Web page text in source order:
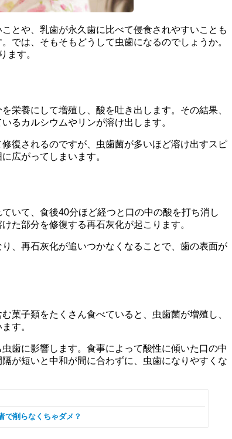
とや、乳歯が永久歯に比べて侵食されやすいことも
では、そもそもどうして虫歯になるのでしょうか。
ます。
栄養にして増殖し、酸を吐き出します。その結果、
るカルシウムやリンが溶け出します。
復されるのですが、虫歯菌が多いほど溶け出すスピ
広がってしまいます。
いて、食後40分ほど経つと口の中の酸を打ち消し
た部分を修復する再石灰化が起こります。
、再石灰化が追いつかなくなることで、歯の表面が
菓子類をたくさん食べていると、虫歯菌が増殖し、
す。
歯に影響します。食事によって酸性に傾いた口の中
が短いと中和が間に合わずに、虫歯になりやすくな
で削らなくちゃダメ？